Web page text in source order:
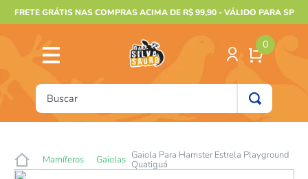
FRETE GRÁTIS NAS COMPRAS ACIMA DE R$ 99,90 - VÁLIDO PARA SP
0
Buscar
Mamíferos Gaiolas Gaiola Para Hamster Estrela Playground
Quatiguá
1
2º
animais